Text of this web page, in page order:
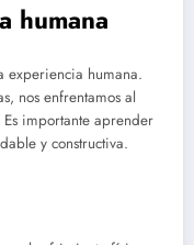
humana
experiencia humana.
nos enfrentamos al
importante aprender
y constructiva.